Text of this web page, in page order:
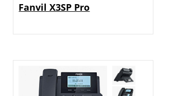
Fanvil X3SP Pro